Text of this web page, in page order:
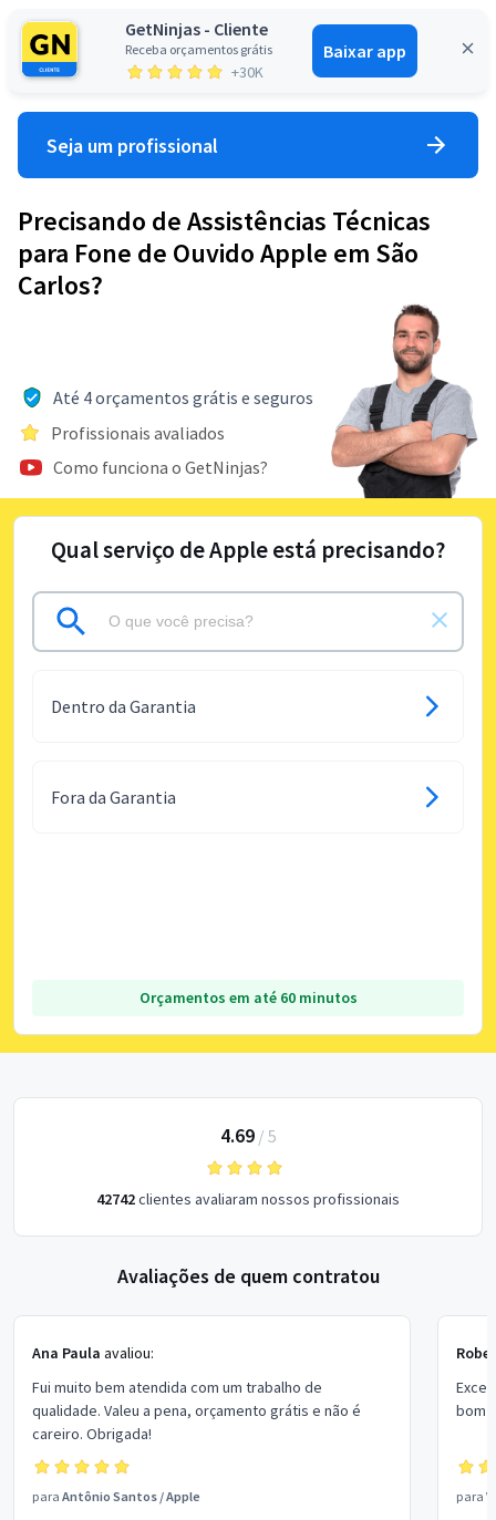
GetNinjas - Cliente
Receba orçamentos grátis
+30K
Baixar app
Entrar
Seja um profissional
Precisando de Assistências Técnicas
para Fone de Ouvido Apple em São
Carlos?
Até 4 orçamentos grátis e seguros
Profissionais avaliados
Como funciona o GetNinjas?
Qual serviço de Apple está precisando?
Dentro da Garantia
Fora da Garantia
Orçamentos em até 60 minutos
4.69/ 5
42742clientes avaliaram nossos profissionais
Avaliações de quem contratou
Ana Paula avaliou:
Fui muito bem atendida com um trabalho de
qualidade. Valeu a pena, orçamento grátis e não é
careiro. Obrigada!
para Antônio Santos /Apple
bom
para